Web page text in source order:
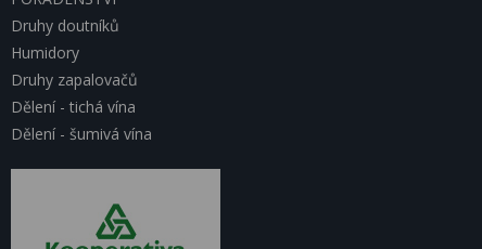
Druhy doutníků
Humidory
Druhy zapalovačů
Dělení - tichá vína
Dělení - šumivá vína